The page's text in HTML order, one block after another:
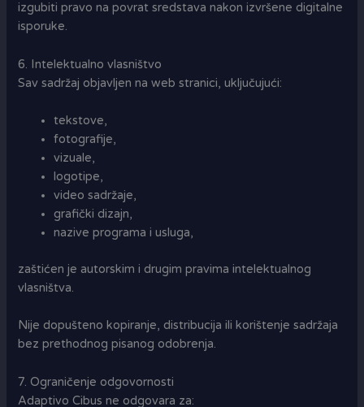
izgubiti pravo na povrat sredstava nakon izvršene digitalne
isporuke.
6. Intelektualno vlasništvo
Sav sadržaj objavljen na web stranici, uključujući:
tekstove,
fotografije,
vizuale,
logotipe,
video sadržaje,
grafički dizajn,
nazive programa i usluga,
zaštićen je autorskim i drugim pravima intelektualnog
vlasništva.
Nije dopušteno kopiranje, distribucija ili korištenje sadržaja
bez prethodnog pisanog odobrenja.
7. Ograničenje odgovornosti
Adaptivo Cibus ne odgovara za: